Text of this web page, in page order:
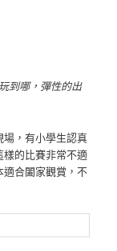
到哪，彈性的出
場，有小學生認真
的比賽非常不適
合闔家觀賞，不